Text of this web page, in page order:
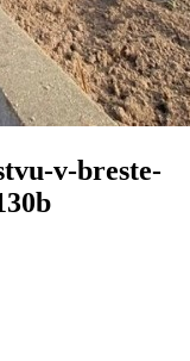
v-breste-